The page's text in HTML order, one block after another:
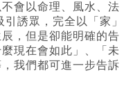
會以命理、風水、法
誘眾，完全以「家」
，但是卻能明確的告
現在會如此」、「未
我們都可進一步告訴